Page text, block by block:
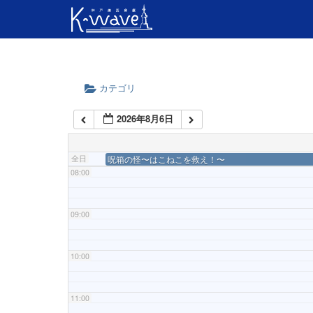
カテゴリ
2026年8月6日
全日 呪箱の怪〜はこねこを救え！〜
04:00
06:00
07:00
08:00
09:00
10:00
11:00